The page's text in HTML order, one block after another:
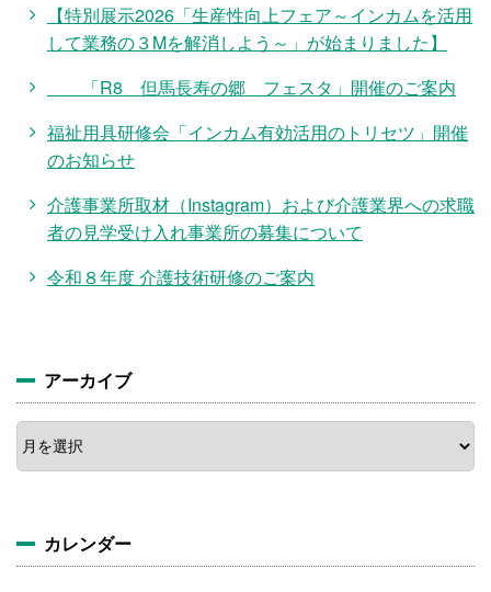
【特別展示2026「生産性向上フェア～インカムを活用
して業務の３Mを解消しよう～」が始まりました】
「R8 但馬長寿の郷 フェスタ」開催のご案内
福祉用具研修会「インカム有効活用のトリセツ」開催
のお知らせ
介護事業所取材（Instagram）および介護業界への求職
者の見学受け入れ事業所の募集について
令和８年度 介護技術研修のご案内
アーカイブ
ア
ー
カ
カレンダー